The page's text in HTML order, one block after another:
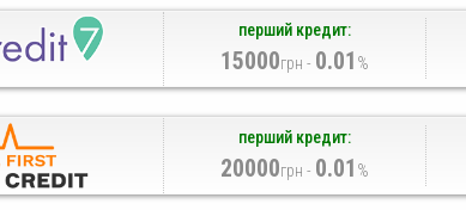
перший кредит:
15000грн - 0.01 %
перший кредит:
20000грн - 0.01 %